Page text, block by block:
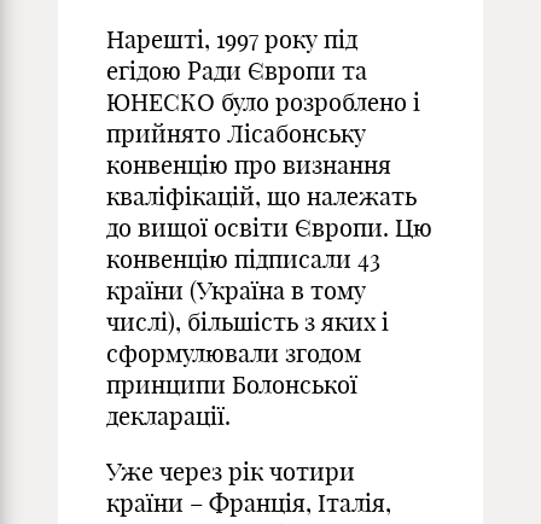
Нарешті, 1997 року під
егідою Ради Європи та
ЮНЕСКО було розроблено і
прийнято Лісабонську
конвенцію про визнання
кваліфікацій, що належать
до вищої освіти Європи. Цю
конвенцію підписали 43
країни (Україна в тому
числі), більшість з яких і
сформулювали згодом
принципи Болонської
декларації.
Уже через рік чотири
країни – Франція, Італія,